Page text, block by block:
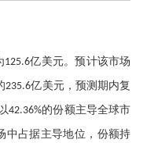
125.6亿美元。预计该市场
235.6亿美元，预测期内复
42.36%的份额主导全球市
中占据主导地位，份额持